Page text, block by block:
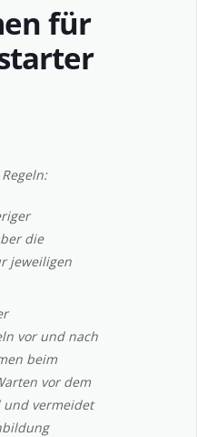
für
die
jeweiligen
vor und nach
beim
vor dem
und vermeidet